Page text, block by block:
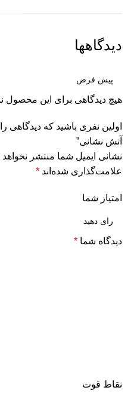
دیدگاهها
هیچ دیدگاهی برای این محصول
اولین نفری باشید که دیدگاهی
آتش نشانی”
نشانی ایمیل شما منتشر
علامت‌گذاری شده‌اند *
امتیاز شما
دیدگاه شما *
نقاط قوت